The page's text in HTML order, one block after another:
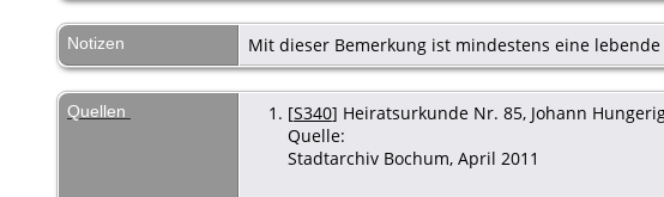
Notizen Mit dieser Bemerkung ist mindestens eine
Quellen [S340] Heiratsurkunde Nr. 85, Johann
Quelle:
Stadtarchiv Bochum, April 2011